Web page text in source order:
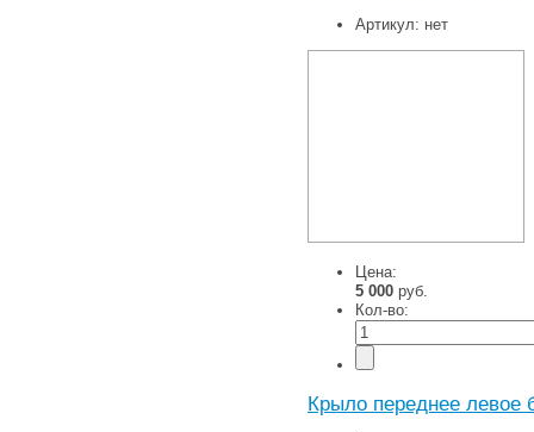
Артикул: нет
Цена:
5 000 руб.
Кол-во:
Крыло переднее левое